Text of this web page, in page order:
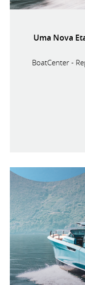
Uma Nova
BoatCenter -